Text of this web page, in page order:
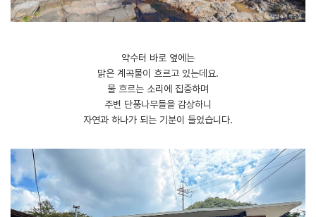
약수터 바로 옆에는
맑은 계곡물이 흐르고 있는데요.
물 흐르는 소리에 집중하며
주변 단풍나무들을 감상하니
자연과 하나가 되는 기분이 들었습니다.